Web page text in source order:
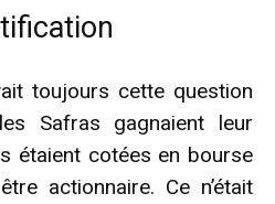
toujours cette question
Safras gagnaient leur
étaient cotées en bourse
actionnaire. Ce n’était